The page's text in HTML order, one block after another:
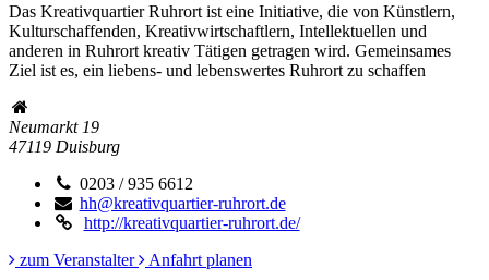
Das Kreativquartier Ruhrort ist eine Initiative, die von Künstlern,
Kulturschaffenden, Kreativwirtschaftlern, Intellektuellen und
anderen in Ruhrort kreativ Tätigen getragen wird. Gemeinsames
Ziel ist es, ein liebens- und lebenswertes Ruhrort zu schaffen
Neumarkt 19
47119 Duisburg
0203 / 935 6612
hh@kreativquartier-ruhrort.de
http://kreativquartier-ruhrort.de/
zum Veranstalter
Anfahrt planen